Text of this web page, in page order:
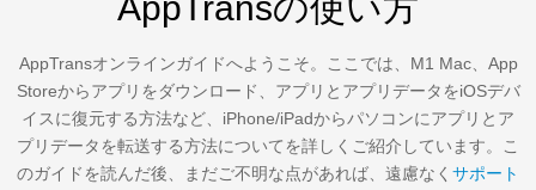
マルチメディア
便利ツール
ソリューション
AppTransオンラインガイドへようこそ。ここでは、M1 Mac、App
Storeからアプリをダウンロード、アプリとアプリデータをiOSデバ
イスに復元する方法など、iPhone/iPadからパソコンにアプリとア
プリデータを転送する方法についてを詳しくご紹介しています。こ
のガイドを読んだ後、まだご不明な点があれば、遠慮なく サポート